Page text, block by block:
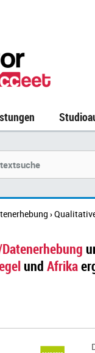
›
und Afrika